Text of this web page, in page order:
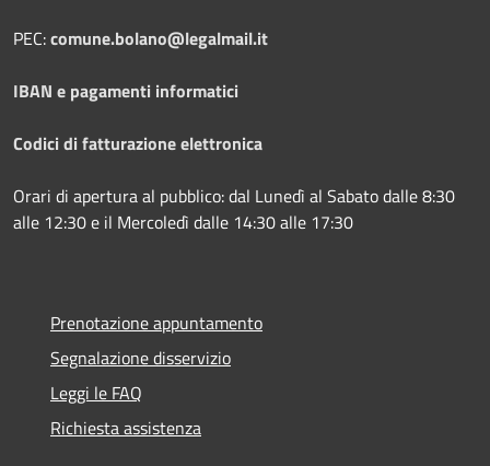
PEC:comune.bolano@legalmail.it
IBAN e pagamenti informatici
Codici di fatturazione elettronica
Orari di apertura al pubblico: dal Lunedì al Sabato dalle 8:30
alle 12:30 e il Mercoledì dalle 14:30 alle 17:30
Prenotazione appuntamento
Segnalazione disservizio
Leggi le FAQ
Richiesta assistenza